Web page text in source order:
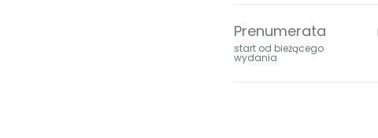
Prenumerata
start od bieżącego
wydania